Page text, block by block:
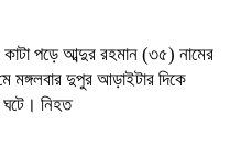
কাটা পড়ে আব্দুর রহমান (৩৫) নামের
মঙ্গলবার দুপুর আড়াইটার দিকে
ঘটে। নিহত